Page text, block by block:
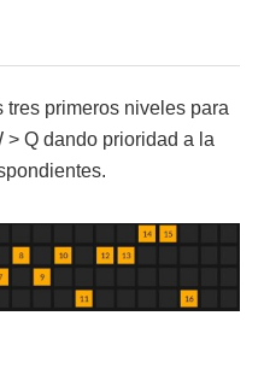
primeros niveles para
> Q dando prioridad a la